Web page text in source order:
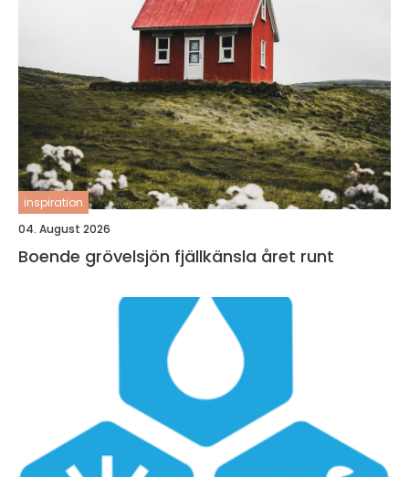
inspiration
04. August 2026
Boende grövelsjön fjällkänsla året runt